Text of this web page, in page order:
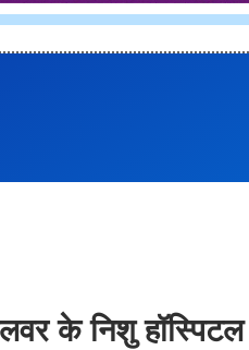
के निशु हॉस्पिटल